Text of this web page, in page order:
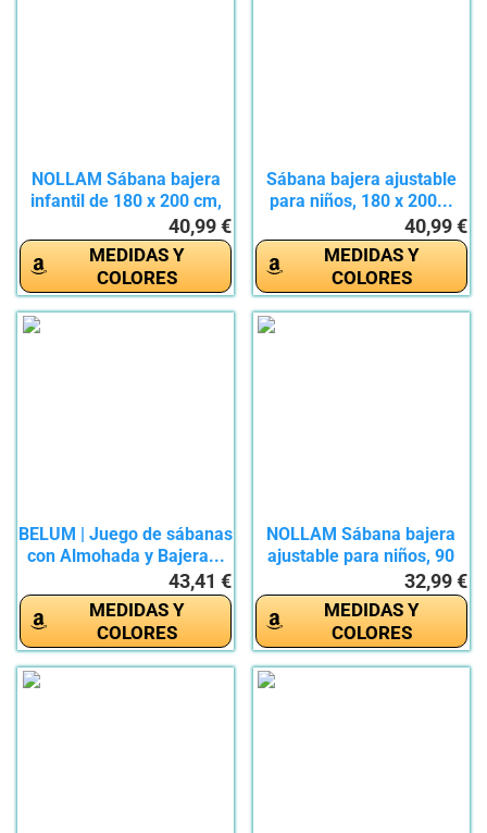
NOLLAM Sábana bajera
infantil de 180 x 200 cm,
40,99 €
MEDIDAS Y
COLORES
Sábana bajera ajustable
para niños, 180 x 200...
40,99 €
MEDIDAS Y
COLORES
BELUM | Juego de sábanas
con Almohada y Bajera...
43,41 €
MEDIDAS Y
COLORES
NOLLAM Sábana bajera
ajustable para niños, 90
32,99 €
MEDIDAS Y
COLORES